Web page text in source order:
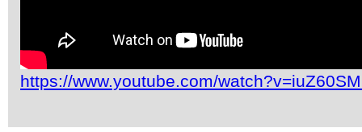
https://www.youtube.com/